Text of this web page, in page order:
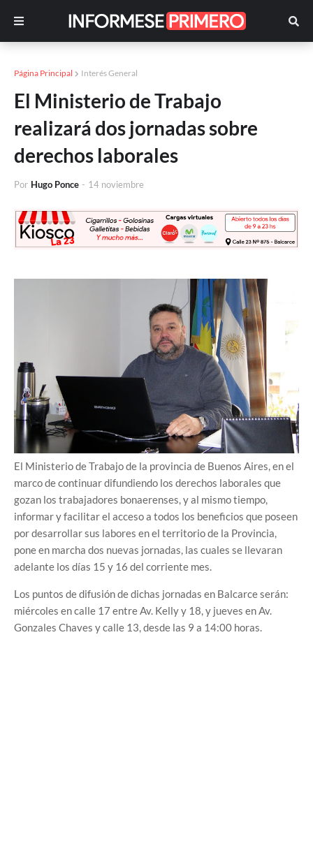
Página Principal Interés General
El Ministerio de Trabajo
realizará dos jornadas sobre
derechos laborales
Por Hugo Ponce - 14 noviembre
El Ministerio de Trabajo de la provincia de Buenos Aires, en el
marco de continuar difundiendo los derechos laborales que
gozan los trabajadores bonaerenses, y al mismo tiempo,
informar y facilitar el acceso a todos los beneficios que poseen
por desarrollar sus labores en el territorio de la Provincia,
pone en marcha dos nuevas jornadas, las cuales se llevaran
adelante los días 15 y 16 del corriente mes.
Los puntos de difusión de dichas jornadas en Balcarce serán:
miércoles en calle 17 entre Av. Kelly y 18, y jueves en Av.
Gonzales Chaves y calle 13, desde las 9 a 14:00 horas.